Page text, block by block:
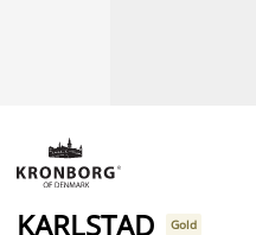
KARLSTAD Gold